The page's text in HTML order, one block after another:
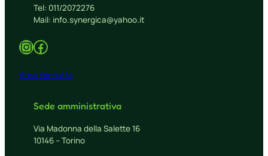
Tel: 011/2072276
Mail: info.synergica@yahoo.it
InstagramFacebook
Area riservata
Sede amministrativa
Via Madonna della Salette 16
10146 – Torino